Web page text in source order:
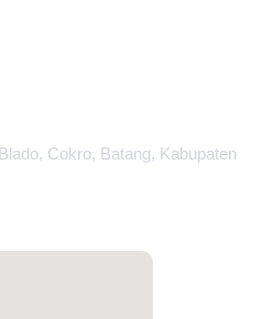
Cokro, Batang, Kabupaten